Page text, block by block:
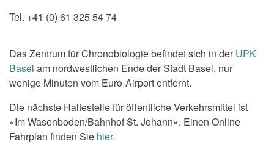
Tel. +41 (0) 61 325 54 74
Das Zentrum für Chronobiologie befindet sich in der UPK
Basel am nordwestlichen Ende der Stadt Basel, nur
wenige Minuten vom Euro-Airport entfernt.
Die nächste Haltestelle für öffentliche Verkehrsmittel ist
«Im Wasenboden/Bahnhof St. Johann». Einen Online
Fahrplan finden Sie hier.